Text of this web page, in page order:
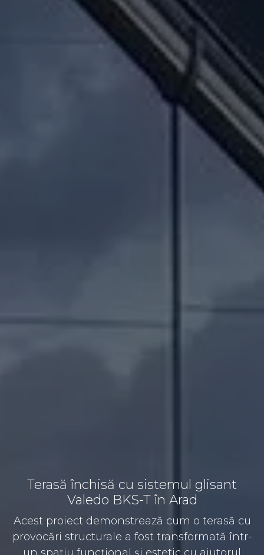
Terasă închisă cu sistemul glisant
Valedo BKS-T în Arad
Acest proiect demonstrează cum o terasă cu
provocări structurale a fost transformată într-